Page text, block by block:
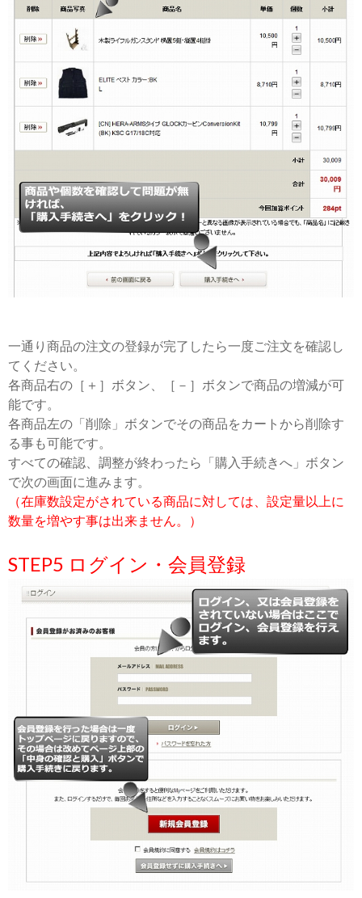
一通り商品の注文の登録が完了したら一度ご注文を確認し
てください。
各商品右の［＋］ボタン、［－］ボタンで商品の増減が可
能です。
各商品左の「削除」ボタンでその商品をカートから削除す
る事も可能です。
すべての確認、調整が終わったら「購入手続きへ」ボタン
で次の画面に進みます。
（在庫数設定がされている商品に対しては、設定量以上に
数量を増やす事は出来ません。）
STEP5 ログイン・会員登録